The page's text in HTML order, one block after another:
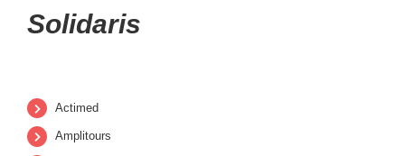
Solidaris
Actimed
Amplitours